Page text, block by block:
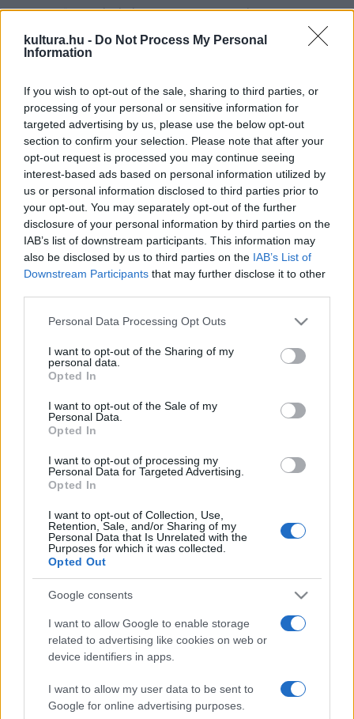
kultura.hu - Do Not Process My Personal
Information
If you wish to opt-out of the sale, sharing to third parties, or
processing of your personal or sensitive information for
targeted advertising by us, please use the below opt-out
section to confirm your selection. Please note that after your
opt-out request is processed you may continue seeing
interest-based ads based on personal information utilized by
us or personal information disclosed to third parties prior to
your opt-out. You may separately opt-out of the further
disclosure of your personal information by third parties on the
IAB’s list of downstream participants. This information may
also be disclosed by us to third parties on the IAB’s List of
Downstream Participants that may further disclose it to other
Please note that this website/app uses one or more Google
not limited to your visit or usage behaviour. You may click to
grant or deny consent to Google and its third-party tags to
use your data for below specified purposes in below Google
consent section.
Personal Data Processing Opt Outs
I want to opt-out of the Sharing of my
personal data.
Opted In
I want to opt-out of the Sale of my
Personal Data.
Opted In
I want to opt-out of processing my
Personal Data for Targeted Advertising.
Opted In
I want to opt-out of Collection, Use,
Retention, Sale, and/or Sharing of my
Personal Data that Is Unrelated with the
Purposes for which it was collected.
Opted Out
Google consents
I want to allow Google to enable storage
related to advertising like cookies on web or
device identifiers in apps.
I want to allow my user data to be sent to
Google for online advertising purposes.
megfelelő helyi értékén a magyar irodalmi életben. "Soha
nem tartozott a hatalom kegyeltjei közé. Az utóbbi években
talán volt egy kis reneszánsza, főleg az utolsó két darabja
A drámaíró legismertebb műve a Szerelem három éjszakája,
amit az első magyar musicalként tart számon a
szakirodalom. "Vas Istvánnal és Ránki Györggyel készítette
Szinetár Miklósszínháza számára, a darabot gyakran
előveszik a magyar teátrumok" - tette hozzá. Ehhez a
műhöz fűződik ismeretségük is, 1961-ben a premieren Vas
István mutatta be az alkotónak.
Mint Sumonyi elárulta, egyik kedvenc Hubay-drámája a
lett a Rózsa Lelke?"Még készülőben volt a darab, amikor
Izraelbe mentünk egy kulturális delegációval. Nahariyában
műve elképesztő hatással volt az ottani közönségre" -
emlékezett, megemlítve, hogy épp azt a részt olvasta fel a
drámaíró, amikor Wilson amerikai elnök és Nizsinszkij 1919-
ben találkoznak egy szanatóriumban a trianoni tárgyalások
Sumonyi Zoltán arról is beszélt, hogy büszke Hubay Miklós
barátságára. "Azt a sok mellőzést, ami itthon érte, emelt
fővel viselte, nem panaszkodott, a derűt mindig megőrizte
magában" - tette hozzá, felidézve, életének utolsó éveit
még egy súlyos szembetegség is megkeserítette.
"Valószínűleg az Olaszországban megkapott elismerés
kárpótolta mindezért" - vélekedett Sumonyi Zoltán, hiszen
Hubay Miklós több mint egy évtizedig tanított Firenzében,